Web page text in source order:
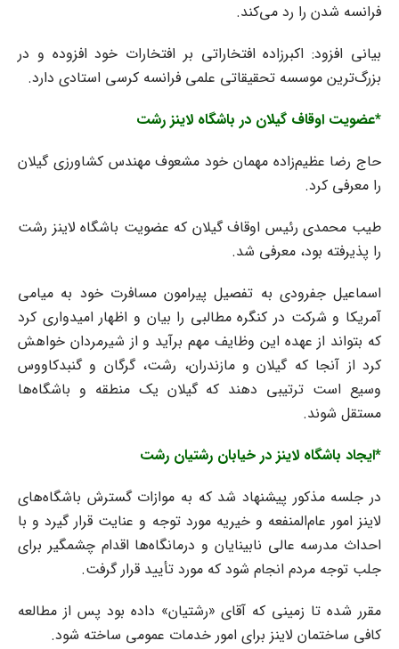
فرانسه شدن را رد می‌کند.
بیانی افزود: اکبرزاده افتخاراتی بر افتخارات خود افزوده و در
بزرگ‌ترین موسسه تحقیقاتی علمی فرانسه کرسی استادی دارد.
*عضویت اوقاف گیلان در باشگاه لاینز رشت
حاج رضا عظیم‌زاده مهمان خود مشعوف مهندس کشاورزی گیلان
را معرفی کرد.
طیب محمدی رئیس اوقاف گیلان که عضویت باشگاه لاینز رشت
را پذیرفته بود، معرفی شد.
اسماعیل جفرودی به تفصیل پیرامون مسافرت خود به میامی
آمریکا و شرکت در کنگره مطالبی را بیان و اظهار امیدواری کرد
که بتواند از عهده این وظایف مهم برآید و از شیرمردان خواهش
کرد از آنجا که گیلان و مازندران، رشت، گرگان و گنبدکاووس
وسیع است ترتیبی دهند که گیلان یک منطقه و باشگاه‌ها
مستقل شوند.
*ایجاد باشگاه لاینز در خیابان رشتیان رشت
در جلسه مذکور پیشنهاد شد که به موازات گسترش باشگاه‌های
لاینز امور عام‌المنفعه و خیریه مورد توجه و عنایت قرار گیرد و با
احداث مدرسه عالی نابینایان و درمانگاه‌ها اقدام چشمگیر برای
جلب توجه مردم انجام شود که مورد تأیید قرار گرفت.
مقرر شده تا زمینی که آقای «رشتیان» داده بود پس از مطالعه
کافی ساختمان لاینز برای امور خدمات عمومی ساخته شود.